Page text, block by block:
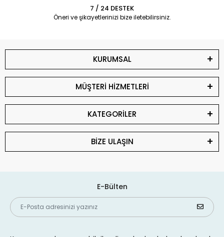
7 / 24 DESTEK
Öneri ve şikayetlerinizi bize iletebilirsiniz.
KURUMSAL
MÜŞTERİ HİZMETLERİ
KATEGORİLER
BİZE ULAŞIN
E-Bülten